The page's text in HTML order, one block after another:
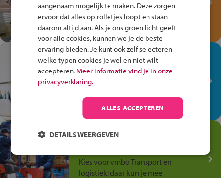
Speel het Fiets Veilig Verkeersspel
en win een Cortina-fiets!
In de winkel ben je op je
plek!
Ontdek via het vmbo jouw talent
op de winkelvloer, waar elke dag
anders is!
Jouw talent in de
Kies voor vmbo Transport en
logistiek: daar kun je mee
aangenaam mogelijk te maken. Deze zorgen
ervoor dat alles op rolletjes loopt en staan
daarom altijd aan. Als je ons groen licht geeft
voor alle cookies, kunnen we je de beste
ervaring bieden. Je kunt ook zelf selecteren
welke typen cookies je wel en niet wilt
accepteren. Meer informatie vind je in onze
privacyverklaring.
ALLES ACCEPTEREN
DETAILS WEERGEVEN